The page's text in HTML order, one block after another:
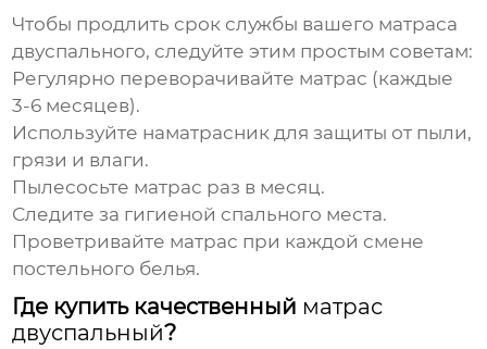
Чтобы продлить срок службы вашего матраса
двуспального, следуйте этим простым советам:
Регулярно переворачивайте матрас (каждые
3-6 месяцев).
Используйте наматрасник для защиты от пыли,
грязи и влаги.
Пылесосьте матрас раз в месяц.
Следите за гигиеной спального места.
Проветривайте матрас при каждой смене
постельного белья.
Где купить качественный матрас
двуспальный?